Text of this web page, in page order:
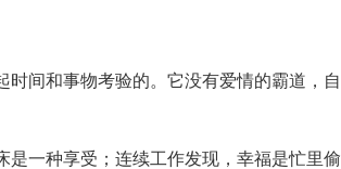
时间和事物考验的。它没有爱情的霸道，自
是一种享受；连续工作发现，幸福是忙里偷